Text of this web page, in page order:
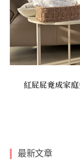
紅屁屁竟成家
最新文章